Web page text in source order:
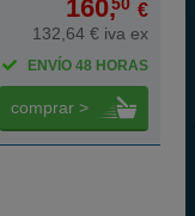
160, €
132,64 € iva ex
ENVÍO 48 HORAS
comprar >